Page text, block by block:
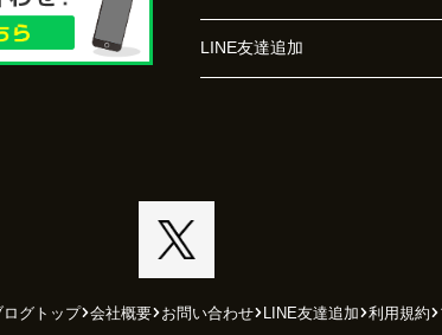
LINE友達追加
ログトップ 会社概要 お問い合わせ LINE友達追加 利用規約